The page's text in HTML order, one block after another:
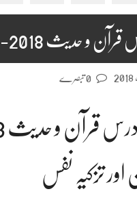
و حدیث 2018-05-24
و حدیث 2018-05-24
تزکیہ نفس